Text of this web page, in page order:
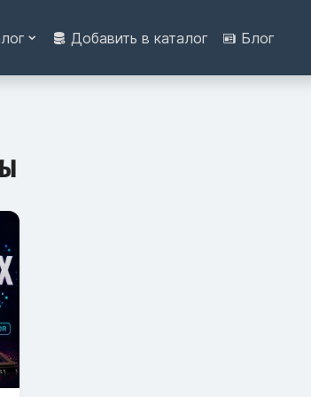
Добавить в каталог Блог